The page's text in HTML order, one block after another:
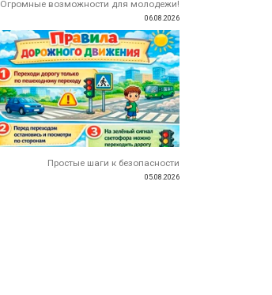
Огромные возможности для молодежи!
06.08.2026
Простые шаги к безопасности
05.08.2026